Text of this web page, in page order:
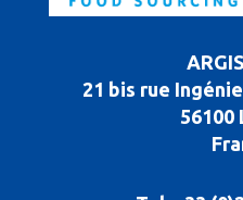
21 bis rue
56100